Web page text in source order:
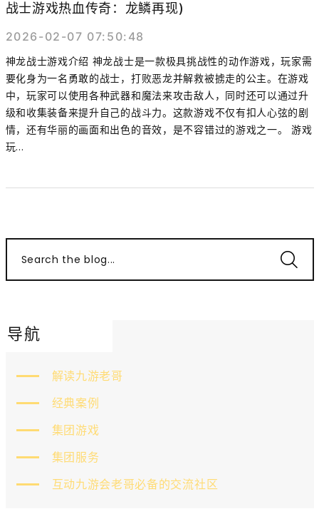
战士游戏热血传奇：龙鳞再现)
2026-02-07 07:50:48
神龙战士游戏介绍 神龙战士是一款极具挑战性的动作游戏，玩家需
要化身为一名勇敢的战士，打败恶龙并解救被掳走的公主。在游戏
中，玩家可以使用各种武器和魔法来攻击敌人，同时还可以通过升
级和收集装备来提升自己的战斗力。这款游戏不仅有扣人心弦的剧
情，还有华丽的画面和出色的音效，是不容错过的游戏之一。 游戏
玩...
Search the blog...
导航
解读九游老哥
经典案例
集团游戏
集团服务
互动九游会老哥必备的交流社区